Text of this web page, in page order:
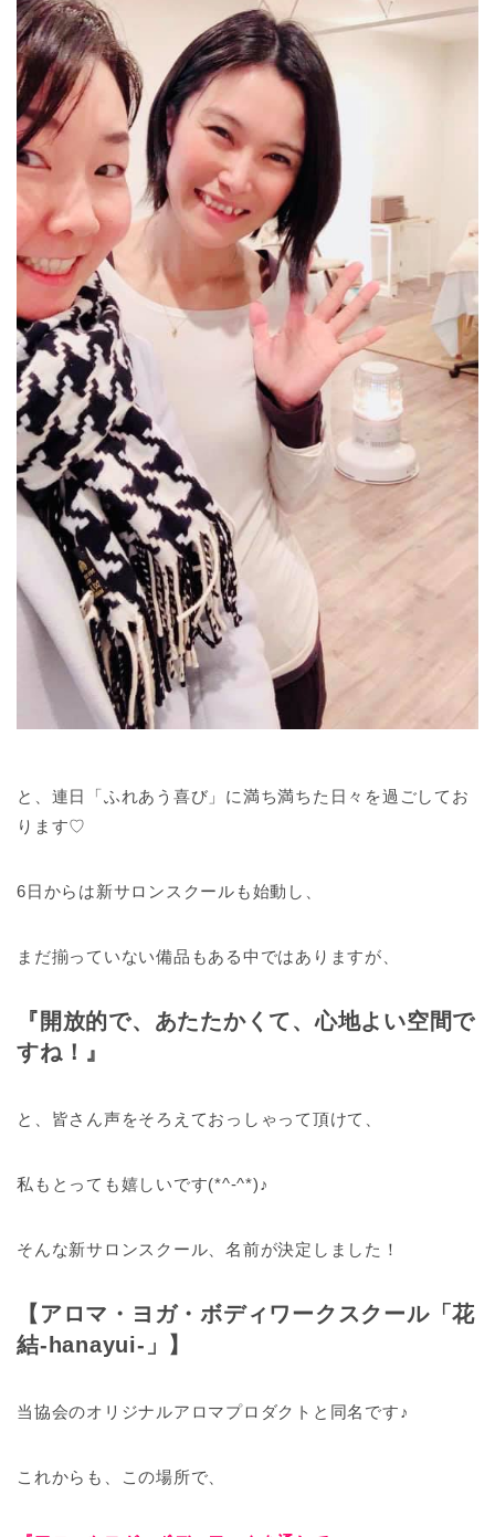
と、連日「ふれあう喜び」に満ち満ちた日々を過ごしてお
ります♡
6日からは新サロンスクールも始動し、
まだ揃っていない備品もある中ではありますが、
『開放的で、あたたかくて、心地よい空間で
すね！』
と、皆さん声をそろえておっしゃって頂けて、
私もとっても嬉しいです(*^-^*)♪
そんな新サロンスクール、名前が決定しました！
【アロマ・ヨガ・ボディワークスクール「花
結-hanayui- 」】
当協会のオリジナルアロマプロダクトと同名です♪
これからも、この場所で、